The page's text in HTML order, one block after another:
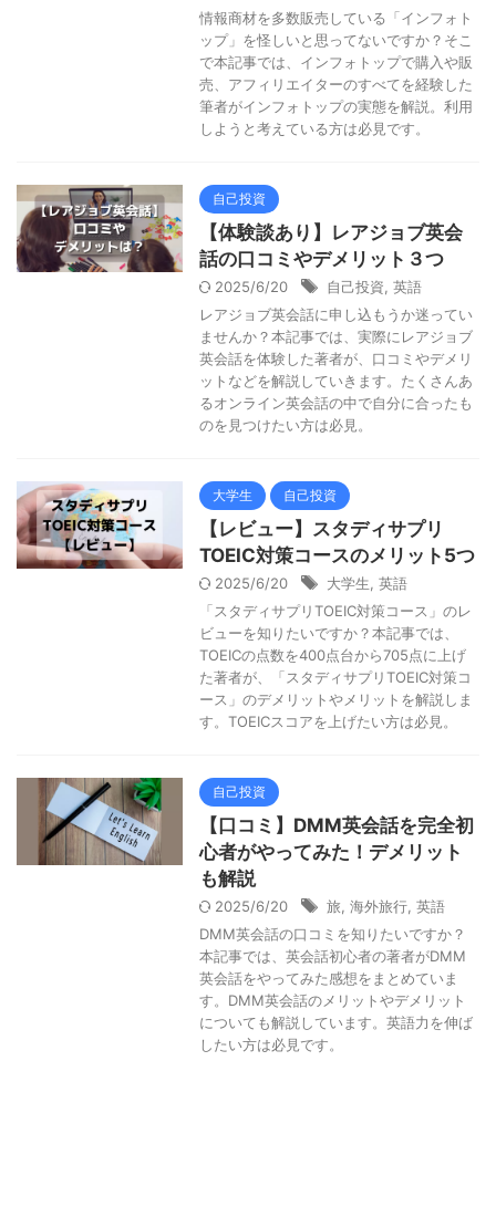
情報商材を多数販売している「インフォト
ップ」を怪しいと思ってないですか？そこ
で本記事では、インフォトップで購入や販
売、アフィリエイターのすべてを経験した
筆者がインフォトップの実態を解説。利用
しようと考えている方は必見です。
自己投資
【体験談あり】レアジョブ英会
話の口コミやデメリット３つ
2025/6/20 自己投資 英語
レアジョブ英会話に申し込もうか迷ってい
ませんか？本記事では、実際にレアジョブ
英会話を体験した著者が、口コミやデメリ
ットなどを解説していきます。たくさんあ
るオンライン英会話の中で自分に合ったも
のを見つけたい方は必見。
大学生 自己投資
【レビュー】スタディサプリ
TOEIC対策コースのメリット5つ
2025/6/20 大学生 英語
「スタディサプリTOEIC対策コース」のレ
ビューを知りたいですか？本記事では、
TOEICの点数を400点台から705点に上げ
た著者が、「スタディサプリTOEIC対策コ
ース」のデメリットやメリットを解説しま
す。TOEICスコアを上げたい方は必見。
自己投資
【口コミ】DMM英会話を完全初
心者がやってみた！デメリット
も解説
2025/6/20 旅 海外旅行 英語
DMM英会話の口コミを知りたいですか？
本記事では、英会話初心者の著者がDMM
英会話をやってみた感想をまとめていま
す。DMM英会話のメリットやデメリット
についても解説しています。英語力を伸ば
したい方は必見です。